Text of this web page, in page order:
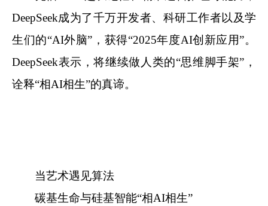
DeepSeek成为了千万开发者、科研工作者以及学
生们的“AI外脑”，获得“2025年度AI创新应用”。
DeepSeek表示，将继续做人类的“思维脚手架”，
诠释“相AI相生”的真谛。
当艺术遇见算法
碳基生命与硅基智能“相AI相生”